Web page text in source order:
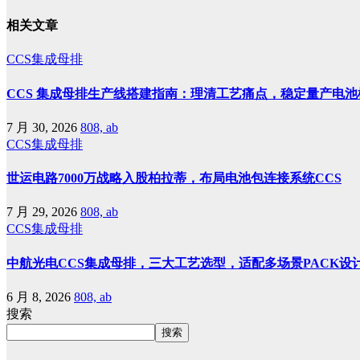
相关文章
CCS集成母排
CCS 集成母排生产线搭建指南：理清工艺痛点，稳定量产电
7 月 30, 2026 808, ab
CCS集成母排
世运电路7000万战略入股柏拉蒂，布局电池包连接系统CCS
7 月 29, 2026 808, ab
CCS集成母排
中航光电CCS集成母排，三大工艺选型，适配多场景PACK设
6 月 8, 2026 808, ab
搜索
搜索